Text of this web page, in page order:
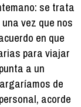
se trata
vez que nos
en que
para viajar
a un
de
acorde